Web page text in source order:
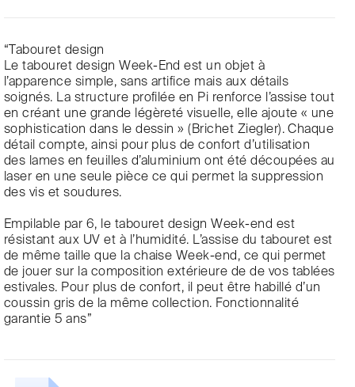
“Tabouret design
Le tabouret design Week-End est un objet à
l’apparence simple, sans artifice mais aux détails
soignés. La structure profilée en Pi renforce l’assise tout
en créant une grande légèreté visuelle, elle ajoute « une
sophistication dans le dessin » (Brichet Ziegler). Chaque
détail compte, ainsi pour plus de confort d’utilisation
des lames en feuilles d’aluminium ont été découpées au
laser en une seule pièce ce qui permet la suppression
des vis et soudures.
Empilable par 6, le tabouret design Week-end est
résistant aux UV et à l’humidité. L’assise du tabouret est
de même taille que la chaise Week-end, ce qui permet
de jouer sur la composition extérieure de de vos tablées
estivales. Pour plus de confort, il peut être habillé d’un
coussin gris de la même collection. Fonctionnalité
garantie 5 ans”